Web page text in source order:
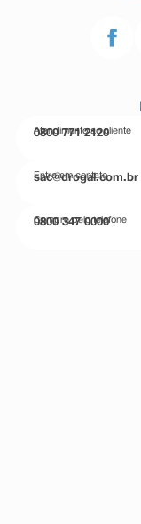
Atendimento ao cliente
0800 771 2120
Entre em contato
sac@drogal.com.br
Compre pelo telefone
0800 347 0000